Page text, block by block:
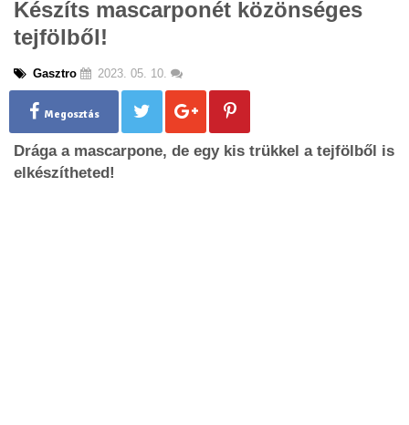
g
a
Készíts mascarponét közönséges
tejfölből!
Gasztro 2023. 05. 10.
Megosztás
Drága a mascarpone, de egy kis trükkel a tejfölből is
elkészítheted!